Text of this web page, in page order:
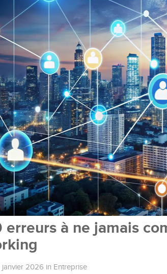
erreurs à ne jamais
2026 in Entreprise